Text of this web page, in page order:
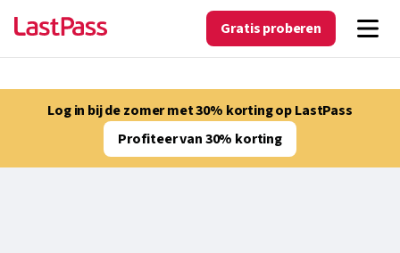
Gratis proberen
Log in bij de zomer met 30% korting op LastPass
Profiteer van 30% korting